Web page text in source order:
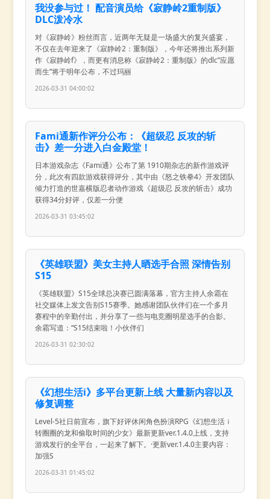
我没参与过！ 配音演员给《寂静岭2重制版》
DLC泼冷水
对《寂静岭》粉丝而言，近两年无疑是一场盛大的复兴盛宴，
不仅在去年迎来了《寂静岭2：重制版》，今年还将推出系列新
作《寂静岭f》，而更有消息称《寂静岭2：重制版》的dlc”应愿
而生”将于明年公布，不过玛丽
2026-03-31 04:00:02
Fami通新作评分公布：《超级忍 反攻的斩
击》差一分进入白金殿堂！
日本游戏杂志《Fami通》公布了第 1910期杂志的新作游戏评
分，此次有四款游戏获得评分，其中由《怒之铁拳4》开发团队
倾力打造的世嘉横版忍者动作游戏《超级忍 反攻的斩击》成功
获得34分好评，仅差一分便
2026-03-31 03:45:02
《英雄联盟》美女主持人晒选手合照 深情告别
S15
《英雄联盟》S15全球总决赛已圆满落幕，官方主持人余霜在
社交媒体上发文告别S15赛季。她感谢团队伙伴们在一个多月
赛程中的辛勤付出，并分享了一些与电竞圈明星选手的合影。
余霜写道：“S15结束啦！小伙伴们
2026-03-31 02:30:02
《幻想生活i》多平台更新上线 大量新内容以及
修复调整
Level-5社日前宣布，旗下好评休闲角色扮演RPG《幻想生活ｉ
转圈圈的龙和偷取时间的少女》最新更新ver.1.4.0上线，支持
游戏发行的全平台，一起来了解下。·更新ver.1.4.0主要内容：
加强S
2026-03-31 01:45:02